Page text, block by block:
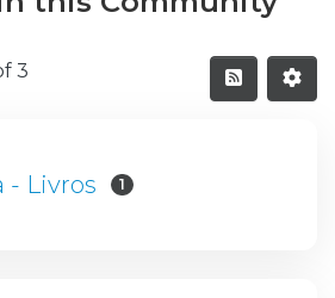
3
- Livros 1